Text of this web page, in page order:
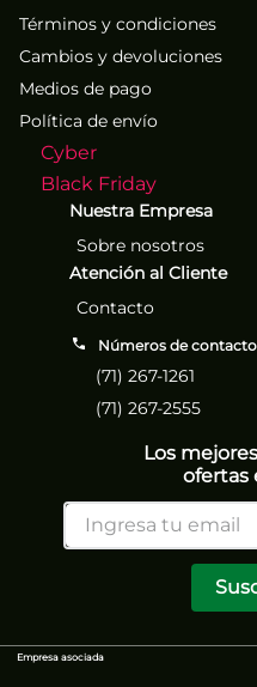
Términos y condiciones
Cambios y devoluciones
Medios de pago
Política de envío
Cyber
Black Friday
Nuestra Empresa
Sobre nosotros
Atención al Cliente
Contacto
Números de contacto
(71) 267-1261
(71) 267-2555
Los
ofertas
Empresa asociada